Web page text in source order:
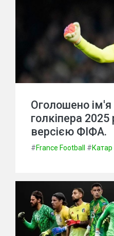
Оголошено
голкіпера 2025
версією ФІФА.
#France Football #Катар